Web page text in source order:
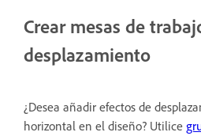
Crear mesas de
desplazamiento
¿Desea añadir efectos de
horizontal en el diseño? Utilice